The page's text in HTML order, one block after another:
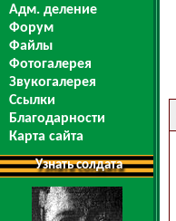
Адм. деление
Форум
Файлы
Фотогалерея
Звукогалерея
Ссылки
Благодарности
Карта сайта
Узнать солдата